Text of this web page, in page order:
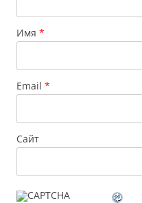
Имя *
Email *
Сайт